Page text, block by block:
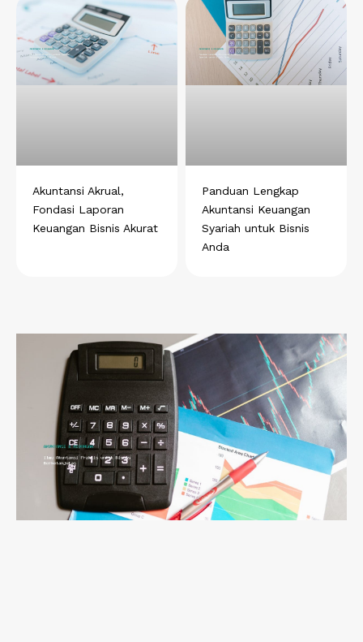
Akuntansi Akrual,
Fondasi Laporan
Keuangan Bisnis Akurat
Panduan Lengkap
Akuntansi Keuangan
Syariah untuk Bisnis
Anda